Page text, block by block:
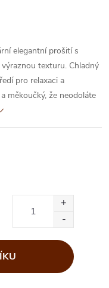
elegantní prošití s
texturu. Chladný
pro relaxaci a
měkoučký, že neodoláte